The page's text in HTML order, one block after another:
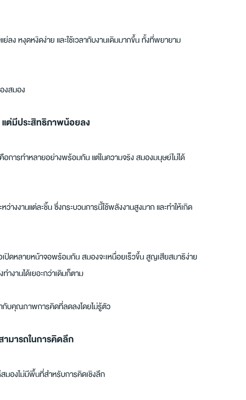
ง หงุดหงิดง่าย และใช้เวลากับงานเดิมมากขึ้น ทั้งที่พยายาม
งสมอง
ต่มีประสิทธิภาพน้อยลง
ารทำหลายอย่างพร้อมกัน แต่ในความจริง สมองมนุษย์ไม่ได้
างงานแต่ละชิ้น ซึ่งกระบวนการนี้ใช้พลังงานสูงมาก และทำให้เกิด
เปิดหลายหน้าจอพร้อมกัน สมองจะเหนื่อยเร็วขึ้น สูญเสียสมาธิง่าย
ำงานได้เยอะกว่าเดิมก็ตาม
กับคุณภาพการคิดที่ลดลงโดยไม่รู้ตัว
มารถในการคิดลึก
องไม่มีพื้นที่สำหรับการคิดเชิงลึก